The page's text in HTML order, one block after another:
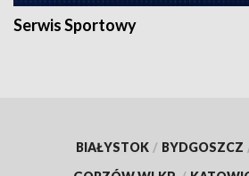
Serwis Sportowy
BIAŁYSTOK / BYDGOSZCZ